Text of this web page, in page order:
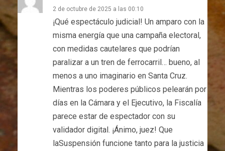
2 de octubre de 2025 a las 00:10
¡Qué espectáculo judicial! Un amparo con la
misma energía que una campaña electoral,
con medidas cautelares que podrían
paralizar a un tren de ferrocarril… bueno, al
menos a uno imaginario en Santa Cruz.
Mientras los poderes públicos pelearán por
días en la Cámara y el Ejecutivo, la Fiscalía
parece estar de espectador con su
validador digital. ¡Ánimo, juez! Que
laSuspensión funcione tanto para la justicia